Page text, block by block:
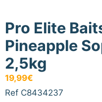
Pro Elite
Pineapple
2,5kg
19,99€
Ref C8434237